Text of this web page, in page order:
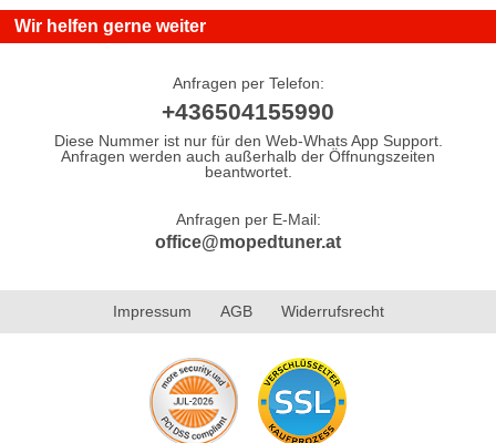
Wir helfen gerne weiter
Anfragen per Telefon:
+436504155990
Diese Nummer ist nur für den Web-Whats App Support.
Anfragen werden auch außerhalb der Öffnungszeiten
beantwortet.
Anfragen per E-Mail:
office@mopedtuner.at
Impressum AGB Widerrufsrecht